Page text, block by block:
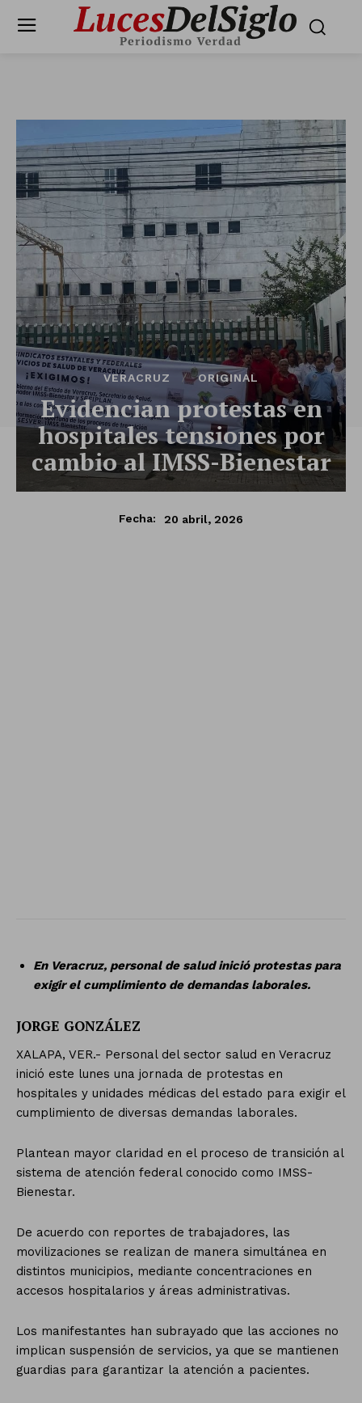
VERACRUZ ORIGINAL
Evidencian protestas en
hospitales tensiones por
cambio al IMSS-Bienestar
Fecha: 20 abril, 2026
En Veracruz, personal de salud inició protestas para
exigir el cumplimiento de demandas laborales.
JORGE GONZÁLEZ
XALAPA, VER.- Personal del sector salud en Veracruz
inició este lunes una jornada de protestas en
hospitales y unidades médicas del estado para exigir el
cumplimiento de diversas demandas laborales.
Plantean mayor claridad en el proceso de transición al
sistema de atención federal conocido como IMSS-
Bienestar.
De acuerdo con reportes de trabajadores, las
movilizaciones se realizan de manera simultánea en
distintos municipios, mediante concentraciones en
accesos hospitalarios y áreas administrativas.
Los manifestantes han subrayado que las acciones no
implican suspensión de servicios, ya que se mantienen
guardias para garantizar la atención a pacientes.